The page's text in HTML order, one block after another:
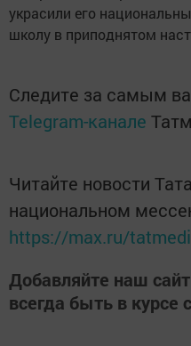
украсили его
школу в приподнятом
Следите за самым
Telegram-канале
Читайте новости
национальном
https://max.ru/
Добавляйте наш
всегда быть в курсе